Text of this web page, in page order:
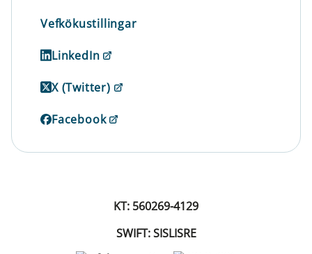
Vefkökustillingar
LinkedIn
X (Twitter)
Facebook
KT: 560269-4129
SWIFT: SISLISRE